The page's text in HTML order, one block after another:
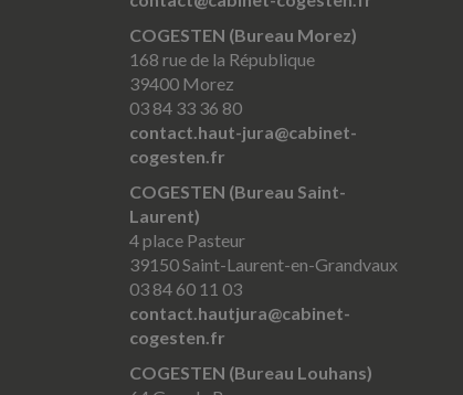
COGESTEN (Bureau Morez)
168 rue de la République
39400 Morez
03 84 33 36 80
contact.haut-jura@cabinet-
cogesten.fr
COGESTEN (Bureau Saint-
Laurent)
4 place Pasteur
39150 Saint-Laurent-en-Grandvaux
03 84 60 11 03
contact.hautjura@cabinet-
cogesten.fr
COGESTEN (Bureau Louhans)